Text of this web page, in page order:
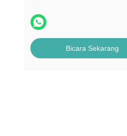
Bicara Sekarang